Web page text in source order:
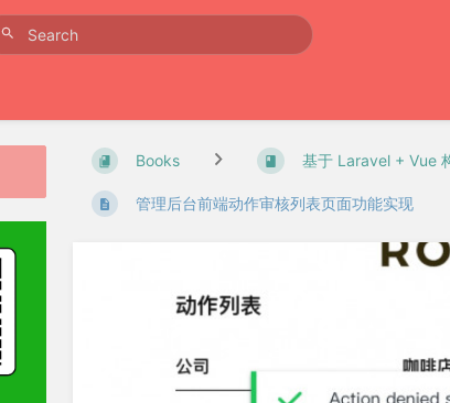
Books 基于 Laravel + Vue
管理后台前端动作审核列表页面功能实现